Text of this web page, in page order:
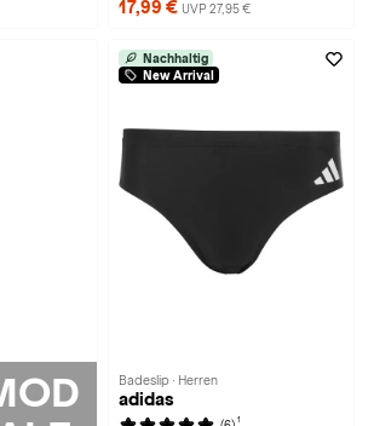
17,99 € UVP 27,95 €
Nachhaltig
New Arrival
Badeslip · Herren
adidas
1